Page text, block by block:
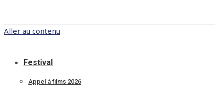
Aller au contenu
Festival
Appel à films 2026